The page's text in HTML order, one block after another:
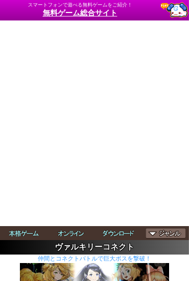
スマートフォンで遊べる無料ゲームをご紹介！
無料ゲーム総合サイト
ヴァルキリーコネクト
仲間とコネクトバトルで巨大ボスを撃破！